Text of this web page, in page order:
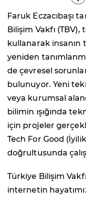
Faruk Eczacıbaşı
Bilişim Vakfı
kullanarak
yeniden
de çevresel
bulunuyor. Yeni
veya kurumsal
bilimin ışığında
için projeler
Tech For Good
doğrultusunda
Türkiye Bilişim
internetin